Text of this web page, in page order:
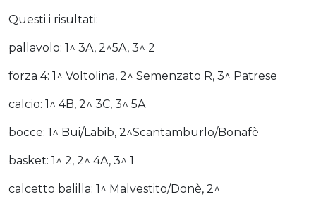
Questi i risultati:
pallavolo: 1^ 3A, 2^5A, 3^ 2
forza 4: 1^ Voltolina, 2^ Semenzato R, 3^ Patrese
calcio: 1^ 4B, 2^ 3C, 3^ 5A
bocce: 1^ Bui/Labib, 2^Scantamburlo/Bonafè
basket: 1^ 2, 2^ 4A, 3^ 1
calcetto balilla: 1^ Malvestito/Donè, 2^